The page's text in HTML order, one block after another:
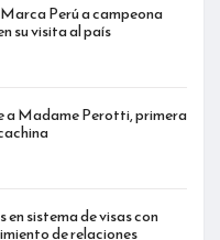
Perú a campeona
su visita al país
a Madame Perotti, primera
sistema de visas con
de relaciones